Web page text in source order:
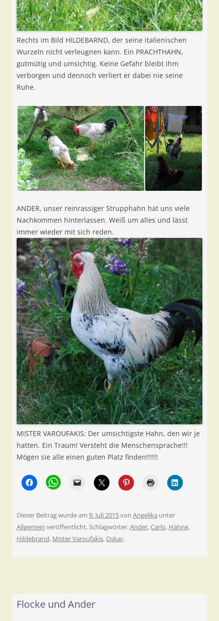
Rechts im Bild HILDEBARND, der seine italienischen
Wurzeln nicht verleugnen kann. Ein PRACHTHAHN,
gutmütig und umsichtig. Keine Gefahr bleibt ihm
verborgen und dennoch verliert er dabei nie seine
Ruhe.
ANDER, unser reinrassiger Strupphahn hat uns viele
Nachkommen hinterlassen. Weiß um alles und lässt
immer wieder mit sich reden.
MISTER VAROUFAKIS: Der umsichtigste Hahn, den wir je
hatten. Ein Traum! Versteht die Menschensprache!!!
Mögen sie alle einen guten Platz finden!!!!!!
Dieser Beitrag wurde am 9. Juli 2015von Angelika unter
Allgemein veröffentlicht. Schlagwörter:Ander,Carlo, Hähne,
Hildebrand, Mister Varoufakis,Oskar.
Flocke und Ander